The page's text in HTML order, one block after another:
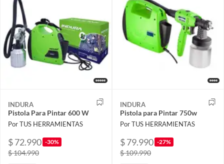
INDURA
Pistola Para Pintar 600 W
Por TUS HERRAMIENTAS
$ 72.990 -30%
$ 104.990
INDURA
Pistola para Pintar 750w
Por TUS HERRAMIENTAS
$ 79.990 -27%
$ 109.990